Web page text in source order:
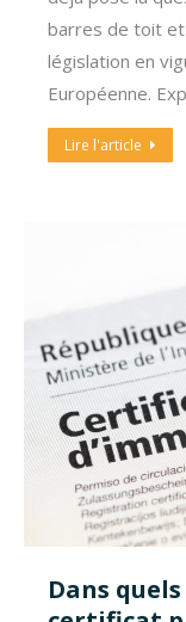
barres de toit
législation en
Européenne.
Lire l'article
Dans